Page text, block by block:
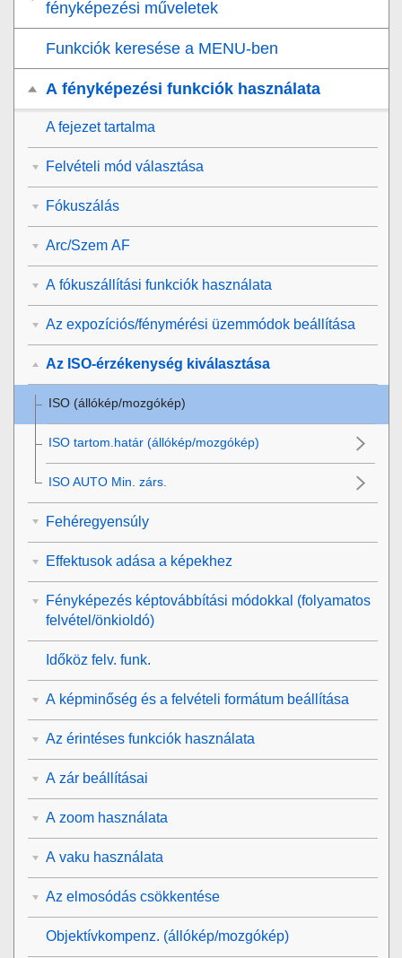
fényképezési műveletek
Funkciók keresése a MENU-ben
A fényképezési funkciók használata
A fejezet tartalma
Felvételi mód választása
Fókuszálás
Arc/Szem AF
A fókuszállítási funkciók használata
Az expozíciós/fénymérési üzemmódok beállítása
Az ISO-érzékenység kiválasztása
ISO (állókép/mozgókép)
ISO tartom.határ (állókép/mozgókép)
ISO AUTO Min. zárs.
Fehéregyensúly
Effektusok adása a képekhez
Fényképezés képtovábbítási módokkal (folyamatos
felvétel/önkioldó)
Időköz felv. funk.
A képminőség és a felvételi formátum beállítása
Az érintéses funkciók használata
A zár beállításai
A zoom használata
A vaku használata
Az elmosódás csökkentése
Objektívkompenz. (állókép/mozgókép)